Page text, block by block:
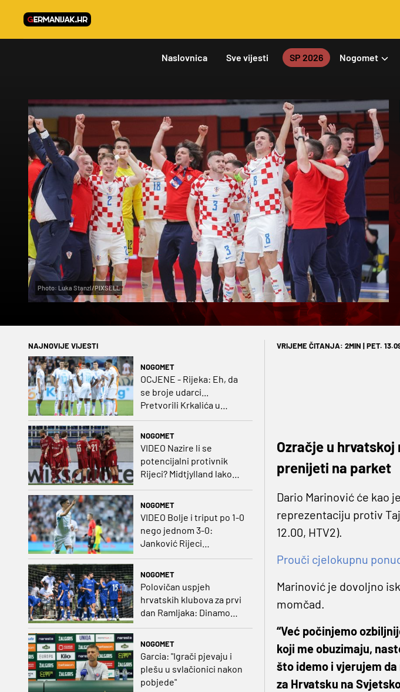
Naslovnica Sve vijesti SP 2026 Nogomet
Photo: Luka Stanzl/PIXSELL
NAJNOVIJE VIJESTI
NOGOMET
OCJENE - Rijeka: Eh, da
se broje udarci...
Pretvorili Krkalića u
NOGOMET
VIDEO Nazire li se
potencijalni protivnik
Rijeci? Midtjylland lako
NOGOMET
VIDEO Bolje i triput po 1-0
nego jednom 3-0:
Janković Rijeci
projektilom donio slavlje
protivnika
NOGOMET
Polovičan uspjeh
hrvatskih klubova za prvi
dan Ramljaka: Dinamo
poražen od Juventusa,
NOGOMET
Garcia: "Igrači pjevaju i
plešu u svlačionici nakon
pobjede"
VRIJEME ČITANJA: 2MIN | PET.
Ozračje u
prenijeti na parket
Dario Marinović će kao
reprezentaciju protiv
12.00, HTV2).
Prouči cjelokupnu
Marinović je dovoljno
momčad.
“Već počinjemo
koji me obuzimaju,
što idemo i vjerujem
za Hrvatsku na